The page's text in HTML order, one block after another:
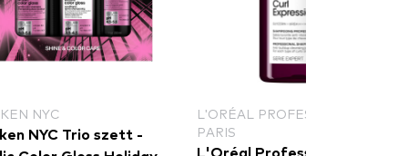
NYC
NYC Trio szett -
L'ORÉAL PROFESSIONNEL
PARIS